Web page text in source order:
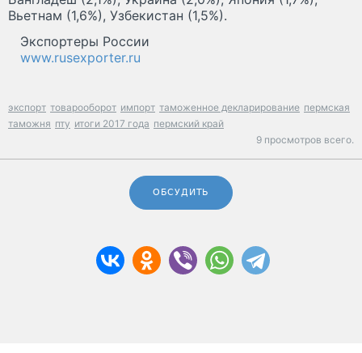
Вьетнам (1,6%), Узбекистан (1,5%).
Экспортеры России
www.rusexporter.ru
экспорт товарооборот импорт таможенное декларирование пермская
таможня пту итоги 2017 года пермский край
9 просмотров всего.
ОБСУДИТЬ